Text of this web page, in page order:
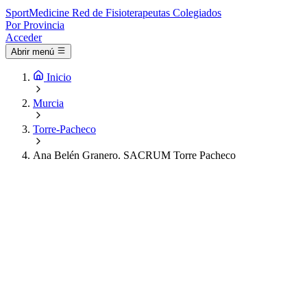
SportMedicine Red de Fisioterapeutas Colegiados
Por Provincia
Acceder
Abrir menú
Inicio
Murcia
Torre-Pacheco
Ana Belén Granero. SACRUM Torre Pacheco